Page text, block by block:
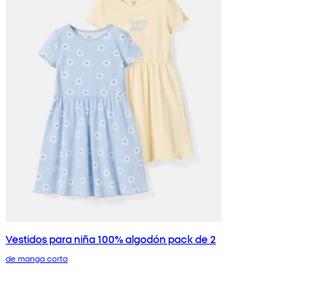
Vestidos para niña 100% algodón pack de 2
de manga corta